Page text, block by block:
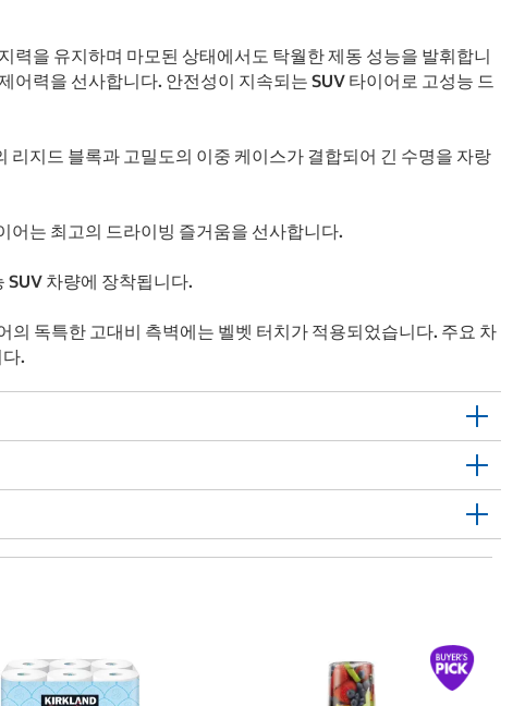
력을 유지하며 마모된 상태에서도 탁월한 제동 성능을 발휘합니
력을 선사합니다. 안전성이 지속되는 SUV 타이어로 고성능 드
지드 블록과 고밀도의 이중 케이스가 결합되어 긴 수명을 자랑
어는 최고의 드라이빙 즐거움을 선사합니다.
차량에 장착됩니다.
독특한 고대비 측벽에는 벨벳 터치가 적용되었습니다. 주요 차
.